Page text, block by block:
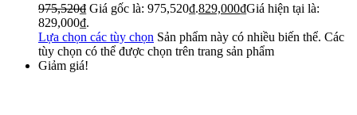
975,520₫ Giá gốc là: 975,520₫.829,000₫Giá hiện tại là:
829,000₫.
Lựa chọn các tùy chọn Sản phẩm này có nhiều biến thể. Các
tùy chọn có thể được chọn trên trang sản phẩm
Giảm giá!